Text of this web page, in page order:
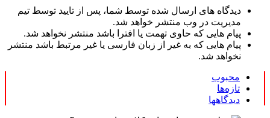
دیدگاه های ارسال شده توسط شما، پس از تایید توسط تیم
مدیریت در وب منتشر خواهد شد.
پیام هایی که حاوی تهمت یا افترا باشد منتشر نخواهد شد.
پیام هایی که به غیر از زبان فارسی یا غیر مرتبط باشد منتشر
نخواهد شد.
محبوب
تازه‌ها
دیدگاهها